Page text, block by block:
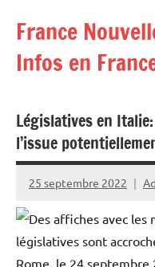
contenu
France
Infos en
Législatives en
l’issue
25 septembre 2022